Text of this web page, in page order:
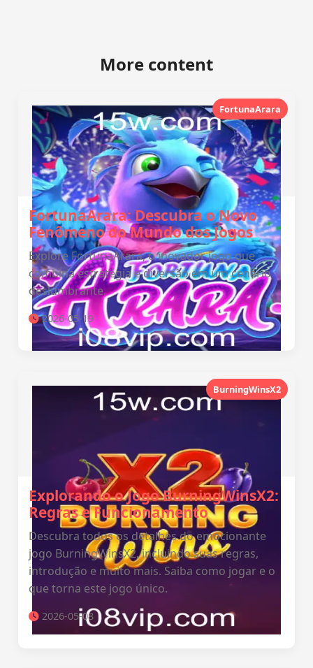
More content
FortunaArara
FortunaArara: Descubra o Novo
Fenômeno do Mundo dos Jogos
Explore FortunaArara, o inovador jogo que
combina estratégia e diversão em um cenário
deslumbrante.
2026-05-19
BurningWinsX2
Explorando o Jogo BurningWinsX2:
Regras e Funcionamento
Descubra todos os detalhes do emocionante
jogo BurningWinsX2, incluindo suas regras,
introdução e muito mais. Saiba como jogar e o
que torna este jogo único.
2026-05-08